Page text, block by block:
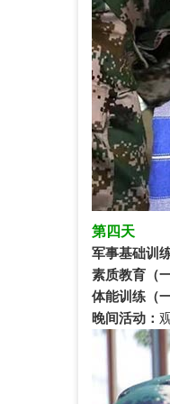
第四天
军事基础训
素质教育（
体能训练（
晚间活动：